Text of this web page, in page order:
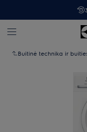
Buitinė technika ir